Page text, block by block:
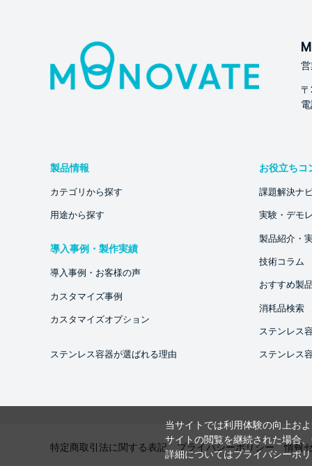
製品情報
カテゴリから探す
用途から探す
導入事例・製作実績
導入事例・お客様の声
カスタマイズ事例
カスタマイズオプション
ステンレス容器が選ばれる理由
お役立ちコ
課題解決ナ
実験・デモ
製品紹介・
技術コラム
おすすめ製
消耗品検索
ステンレス
ステンレス
特定商取引法に関する表記 プライバシーポリシー 情報
当サイトでは利用体験の向上お
サイトの閲覧を継続された場合
詳細についてはプライバシーポ